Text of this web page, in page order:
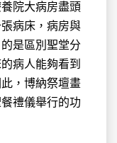
院大病房盡頭
病床，病房與
是區別聖堂分
病人能夠看到
，博納祭壇畫
禮儀舉行的功